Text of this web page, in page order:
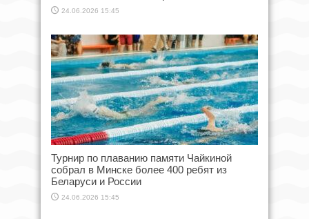
24.06.2026 15:45
Турнир по плаванию памяти Чайкиной
собрал в Минске более 400 ребят из
Беларуси и России
24.06.2026 15:45